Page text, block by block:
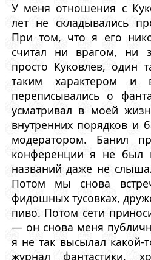
У меня отношения с
лет не складывались
При том, что я его
считал ни врагом,
просто Куковлев, один
таким характером и
переписывались о
усматривал в моей
внутренних порядков и
модератором. Банил
конференции я не был
названий даже не
Потом мы снова
фидошных тусовках,
пиво. Потом сети
— он снова меня
я не так высылал какой-
журнал фантастики,